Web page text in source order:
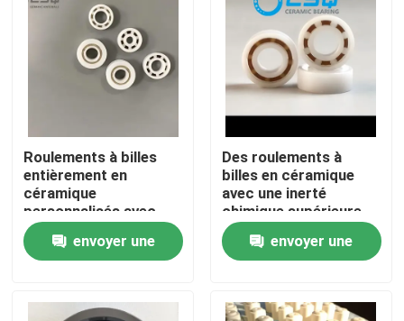
Maison
Produits
Exposition de VR
Roulements à billes
entièrement en
céramique
personnalisés avec
résistance aux hautes
températures,
résistance à l'usure et
corrosion
envoyer une
Des roulements à
billes en céramique
avec une inerté
chimique supérieure,
une faible expansion
thermique et un
fonctionnement
appareils
envoyer une